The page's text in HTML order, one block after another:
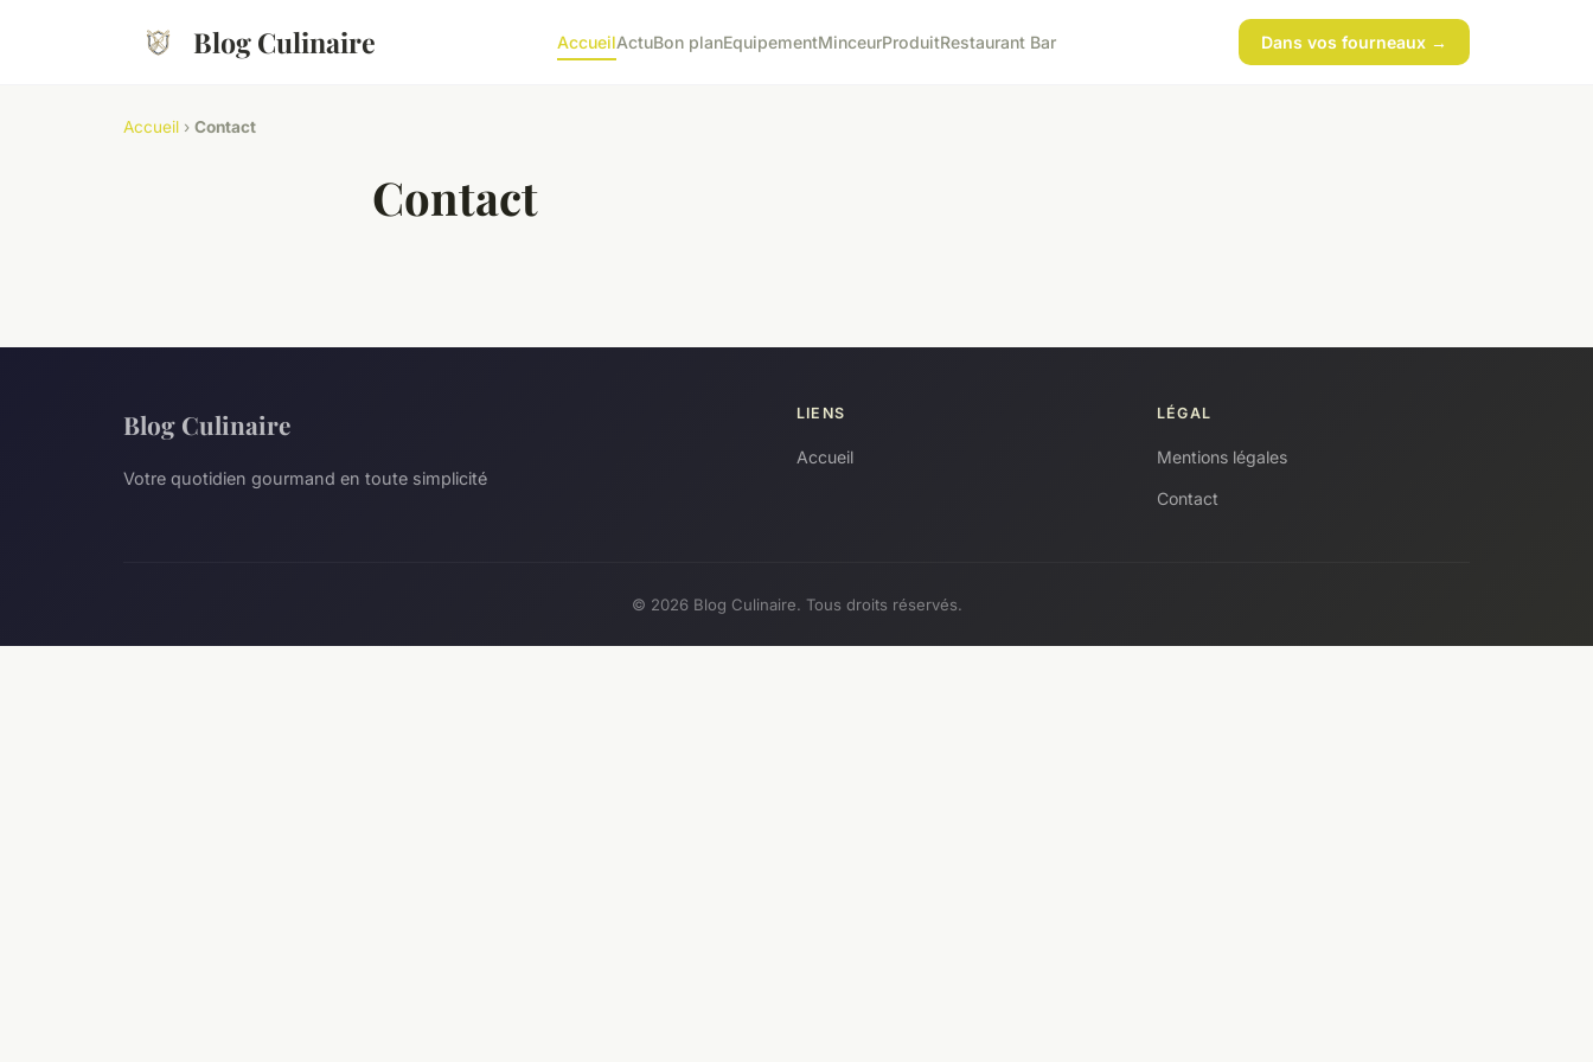
Blog Culinaire AccueilActuBon planEquipementMinceurProduitRestaurant Bar Dans vos fourneaux →
Accueil › Contact
Contact
Blog Culinaire
Votre quotidien gourmand en toute simplicité
LIENS
Accueil
LÉGAL
Mentions légales
Contact
© 2026 Blog Culinaire. Tous droits réservés.